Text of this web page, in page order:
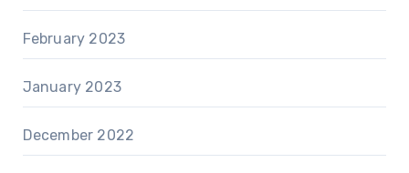
February 2023
January 2023
December 2022